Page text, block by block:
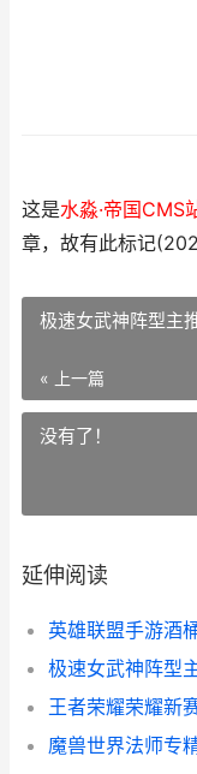
这是水淼·帝国CMS
章，故有此标记
极速女武神阵型主
« 上一篇
没有了！
延伸阅读
英雄联盟手游酒
极速女武神阵型